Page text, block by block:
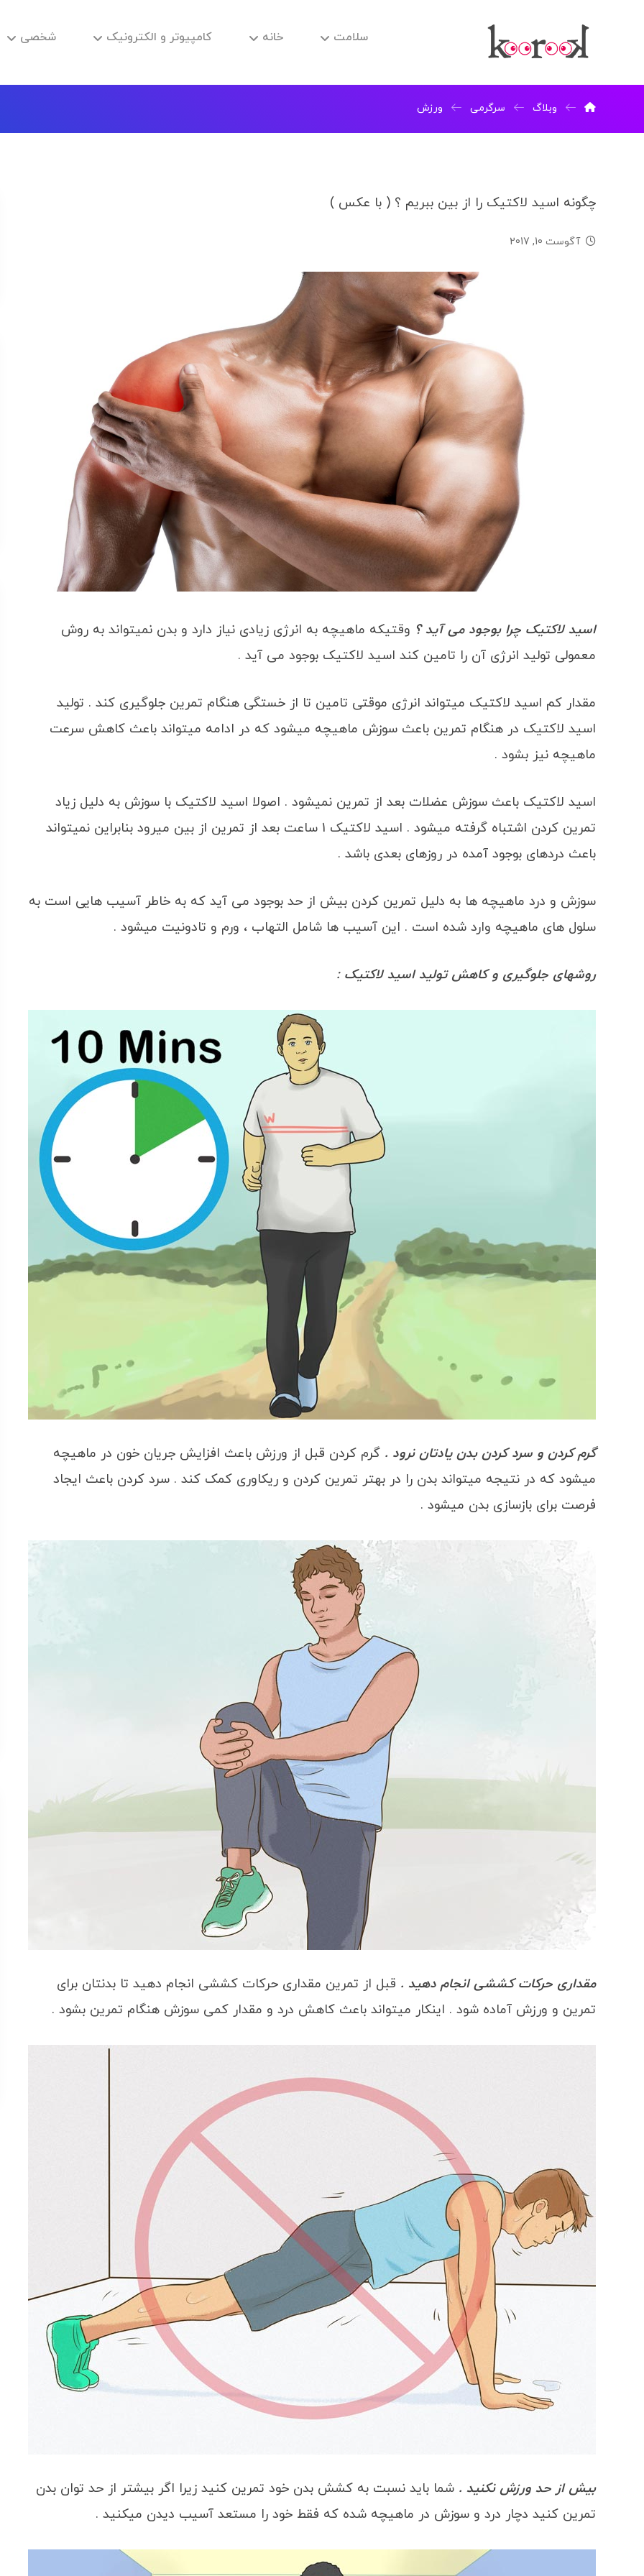
سلامت خانه کامپیوتر و الکترونیک شخصی
وبلاگ سرگرمی ورزش
چگونه اسید لاکتیک را از بین ببریم ؟ ( با عکس )
آگوست 10, 2017
اسید لاکتیک چرا بوجود می آید ؟ وقتیکه ماهیچه به انرژی زیادی نیاز دارد و بدن نمیتواند به روش
معمولی تولید انرژی آن را تامین کند اسید لاکتیک بوجود می آید .
مقدار کم اسید لاکتیک میتواند انرژی موقتی تامین تا از خستگی هنگام تمرین جلوگیری کند . تولید
اسید لاکتیک در هنگام تمرین باعث سوزش ماهیچه میشود که در ادامه میتواند باعث کاهش سرعت
ماهیچه نیز بشود .
اسید لاکتیک باعث سوزش عضلات بعد از تمرین نمیشود . اصولا اسید لاکتیک با سوزش به دلیل زیاد
تمرین کردن اشتباه گرفته میشود . اسید لاکتیک 1 ساعت بعد از تمرین از بین میرود بنابراین نمیتواند
باعث دردهای بوجود آمده در روزهای بعدی باشد .
سوزش و درد ماهیچه ها به دلیل تمرین کردن بیش از حد بوجود می آید که به خاطر آسیب هایی است به
سلول های ماهیچه وارد شده است . این آسیب ها شامل التهاب ، ورم و تادونیت میشود .
روشهای جلوگیری و کاهش تولید اسید لاکتیک :
گرم کردن و سرد کردن بدن یادتان نرود . گرم کردن قبل از ورزش باعث افزایش جریان خون در ماهیچه
میشود که در نتیجه میتواند بدن را در بهتر تمرین کردن و ریکاوری کمک کند . سرد کردن باعث ایجاد
فرصت برای بازسازی بدن میشود .
مقداری حرکات کششی انجام دهید . قبل از تمرین مقداری حرکات کششی انجام دهید تا بدنتان برای
تمرین و ورزش آماده شود . اینکار میتواند باعث کاهش درد و مقدار کمی سوزش هنگام تمرین بشود .
بیش از حد ورزش نکنید . شما باید نسبت به کشش بدن خود تمرین کنید زیرا اگر بیشتر از حد توان بدن
تمرین کنید دچار درد و سوزش در ماهیچه شده که فقط خود را مستعد آسیب دیدن میکنید .